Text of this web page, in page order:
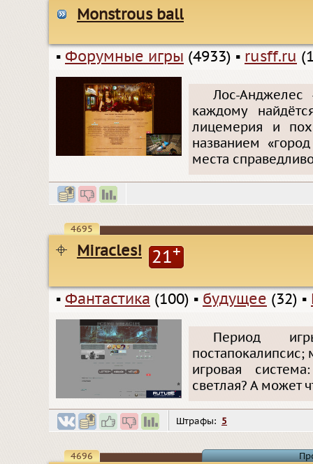
Monstrous ball
▪ Форумные игры (4933) ▪ rusff.ru
Лос-Анджелес
каждому
лицемерия и
названием
места
4695
Miracles! 21+
▪ Фантастика (100) ▪ будущее (32) ▪
Период
постапокалипсис;
игровая
светлая? А может
Штрафы: 5
4696